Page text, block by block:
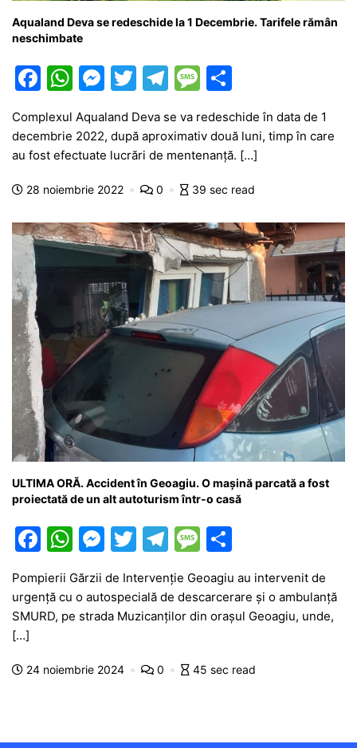
Aqualand Deva se redeschide la 1 Decembrie. Tarifele rămân
neschimbate
F
c
e
b
o
k
W
at
s
A
p
M
s
s
e
g
er
T
itt
er
T
e
gr
a
m
M
s
s
a
e
ar
ta
je
a
ă
Complexul Aqualand Deva se va redeschide în data de 1
decembrie 2022, după aproximativ două luni, timp în care
au fost efectuate lucrări de mentenanță. […]
28 noiembrie 2022 0 39 sec read
ULTIMA ORĂ. Accident în Geoagiu. O mașină parcată a fost
proiectată de un alt autoturism într-o casă
F
a
c
e
o
W
at
s
p
M
s
s
n
T
itt
er
T
el
e
gr
m
M
s
s
g
ar
ta
je
z
Pompierii Gărzii de Intervenție Geoagiu au intervenit de
urgență cu o autospecială de descarcerare și o ambulanță
SMURD, pe strada Muzicanților din orașul Geoagiu, unde,
[…]
24 noiembrie 2024 0 45 sec read